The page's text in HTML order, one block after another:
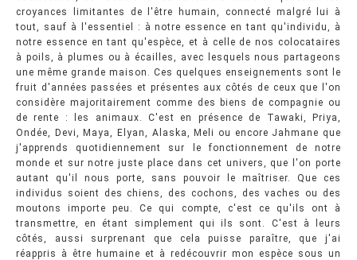
croyances limitantes de l'être humain, connecté malgré lui à
tout, sauf à l'essentiel : à notre essence en tant qu'individu, à
notre essence en tant qu'espèce, et à celle de nos colocataires
à poils, à plumes ou à écailles, avec lesquels nous partageons
une même grande maison. Ces quelques enseignements sont le
fruit d'années passées et présentes aux côtés de ceux que l'on
considère majoritairement comme des biens de compagnie ou
de rente : les animaux. C'est en présence de Tawaki, Priya,
Ondée, Devi, Maya, Elyan, Alaska, Meli ou encore Jahmane que
j'apprends quotidiennement sur le fonctionnement de notre
monde et sur notre juste place dans cet univers, que l'on porte
autant qu'il nous porte, sans pouvoir le maîtriser. Que ces
individus soient des chiens, des cochons, des vaches ou des
moutons importe peu. Ce qui compte, c'est ce qu'ils ont à
transmettre, en étant simplement qui ils sont. C'est à leurs
côtés, aussi surprenant que cela puisse paraître, que j'ai
réappris à être humaine et à redécouvrir mon espèce sous un